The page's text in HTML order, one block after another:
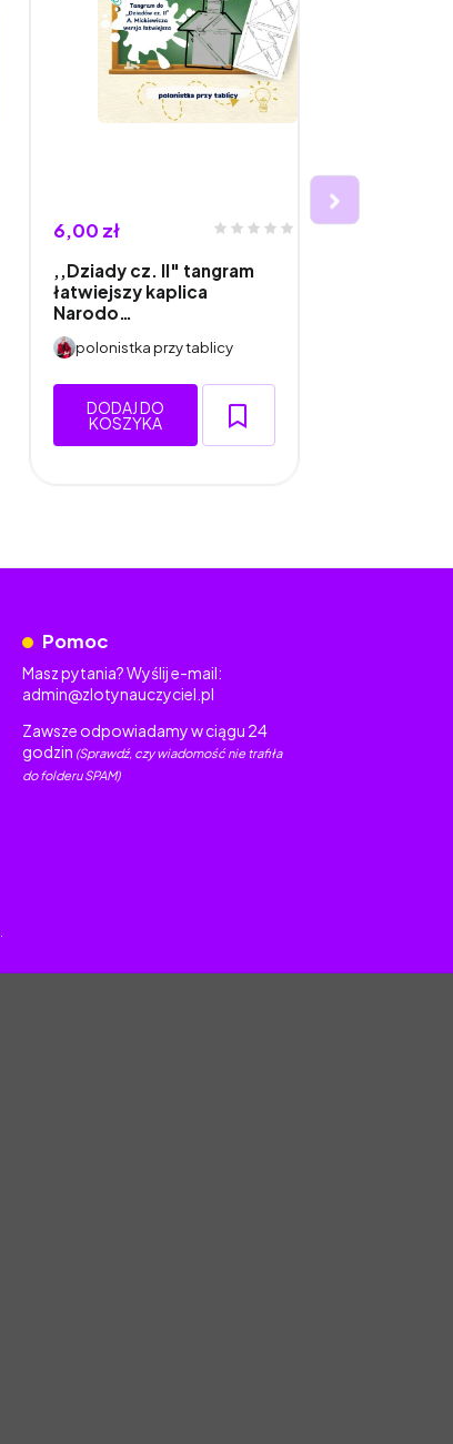
6,00 zł
,,Dziady cz. II" tangram
łatwiejszy kaplica
Narodo…
polonistka przy tablicy
DODAJ DO
KOSZYKA
Pomoc
Masz pytania? Wyślij e-mail:
admin@zlotynauczyciel.pl
Zawsze odpowiadamy w ciągu 24
godzin (Sprawdź, czy wiadomość nie trafiła
do folderu SPAM)